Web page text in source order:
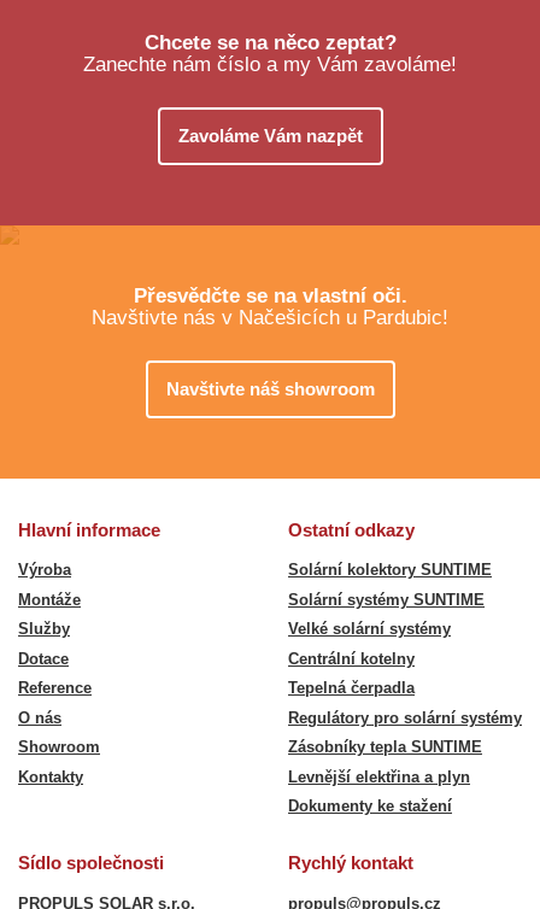
Chcete se na něco zeptat?
Zanechte nám číslo a my Vám zavoláme!
Zavoláme Vám nazpět
Přesvědčte se na vlastní oči.
Navštivte nás v Načešicích u Pardubic!
Navštivte náš showroom
Hlavní informace
Výroba
Montáže
Služby
Dotace
Reference
O nás
Showroom
Kontakty
Ostatní odkazy
Solární kolektory SUNTIME
Solární systémy SUNTIME
Velké solární systémy
Centrální kotelny
Tepelná čerpadla
Regulátory pro solární systémy
Zásobníky tepla SUNTIME
Levnější elektřina a plyn
Dokumenty ke stažení
Sídlo společnosti
PROPULS SOLAR s.r.o.
Rychlý kontakt
propuls@propuls.cz